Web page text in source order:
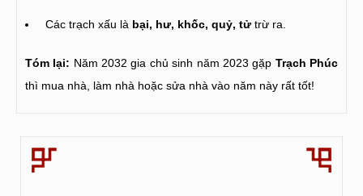
Các trạch xấu là bại, hư, khốc, quỷ, tửtrừ ra.
Tóm lại: Năm 2032 gia chủ sinh năm 2023 gặp Trạch Phúc
thì mua nhà, làm nhà hoặc sửa nhà vào năm này rất tốt!